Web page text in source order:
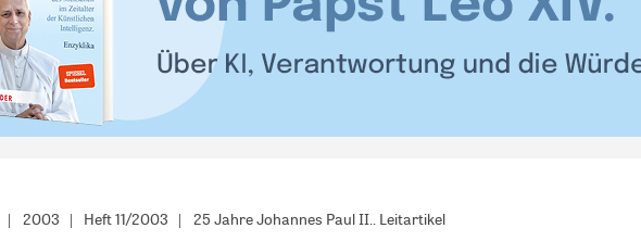
2003 Heft 11/2003 25 Jahre Johannes Paul II.. Leitartikel